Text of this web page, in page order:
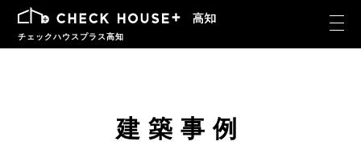
チェックハウスプラス高知
建築事例